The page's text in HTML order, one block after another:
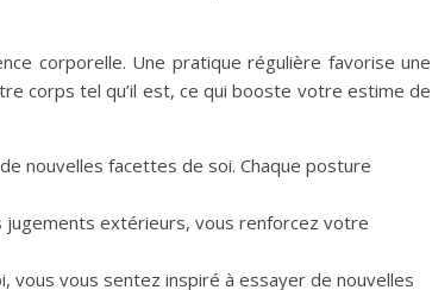
corporelle. Une pratique régulière favorise une
corps tel qu’il est, ce qui booste votre estime de
nouvelles facettes de soi. Chaque posture
jugements extérieurs, vous renforcez votre
vous vous sentez inspiré à essayer de nouvelles